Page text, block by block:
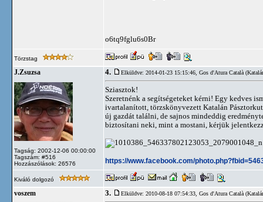
o6tq9fglu6s0Br
Törzstag
J.Zsuzsa
Tagság: 2002-12-06 00:00:00
Tagszám: #516
Hozzászólások: 26576
4. Elküldve: 2014-01-23 15:15:46, Gos d'Atura Català
Sziasztok!
Szeretnénk a segítségeteket kérni! Egy kedves
ivartalanított, törzskönyvezett Katalán
új gazdát találni, de sajnos mindeddig
biztosítani neki, mint a mostani, kérjük
https://www.facebook.com/
Kiváló dolgozó
voszem 3. Elküldve: 2010-08-18 07:54:33, Gos d'Atura Català